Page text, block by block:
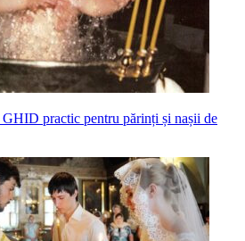
GHID practic pentru părinți și nașii de